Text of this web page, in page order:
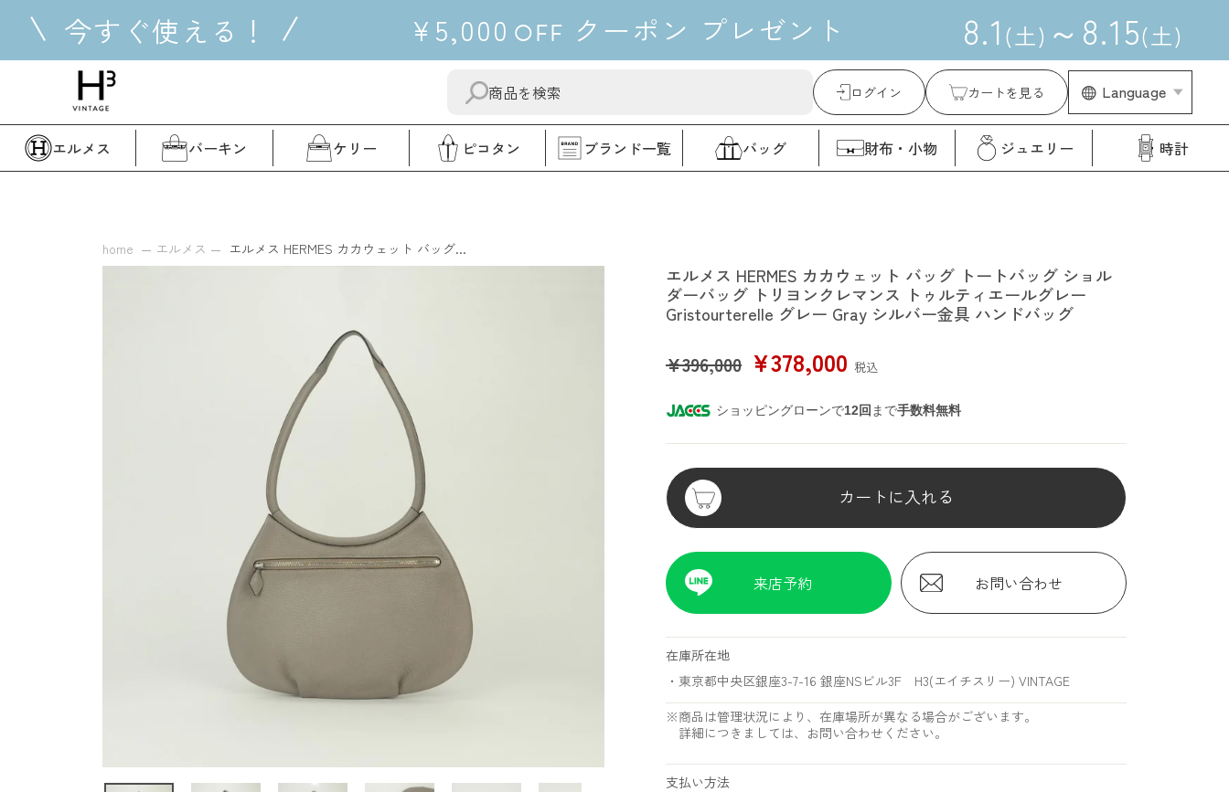
ッ
今すぐ使える！ ¥5,000 OFF クーポン プレゼント 8.1 (土) ～ 8.15(土)
送
す
る
"閉
る"
ログイン カートを見る Language
エルメス バーキン ケリー ピコタン ブランド一覧 バッグ 財布・小物 ジュエリー 時計
home エルメス エルメス HERMES カカウェット バッグ...
エルメス HERMES カカウェット バッグ トートバッグ ショル
ダーバッグ トリヨンクレマンス トゥルティエールグレー
Gristourterelle グレー Gray シルバー金具 ハンドバッグ
¥396,000 SALE
PRICE
¥378,000 税込
ショッピングローンで12回 まで手数料無料
カートに入れる
来店予約 お問い合わせ
在庫所在地
・東京都中央区銀座3-7-16 銀座NSビル3F H3(エイチスリー) VINTAGE
※商品は管理状況により、在庫場所が異なる場合がございます。
詳細につきましては、お問い合わせください。
支払い方法